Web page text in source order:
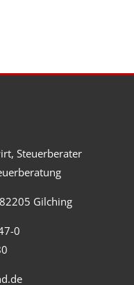
Steuerberater
Gilching
0